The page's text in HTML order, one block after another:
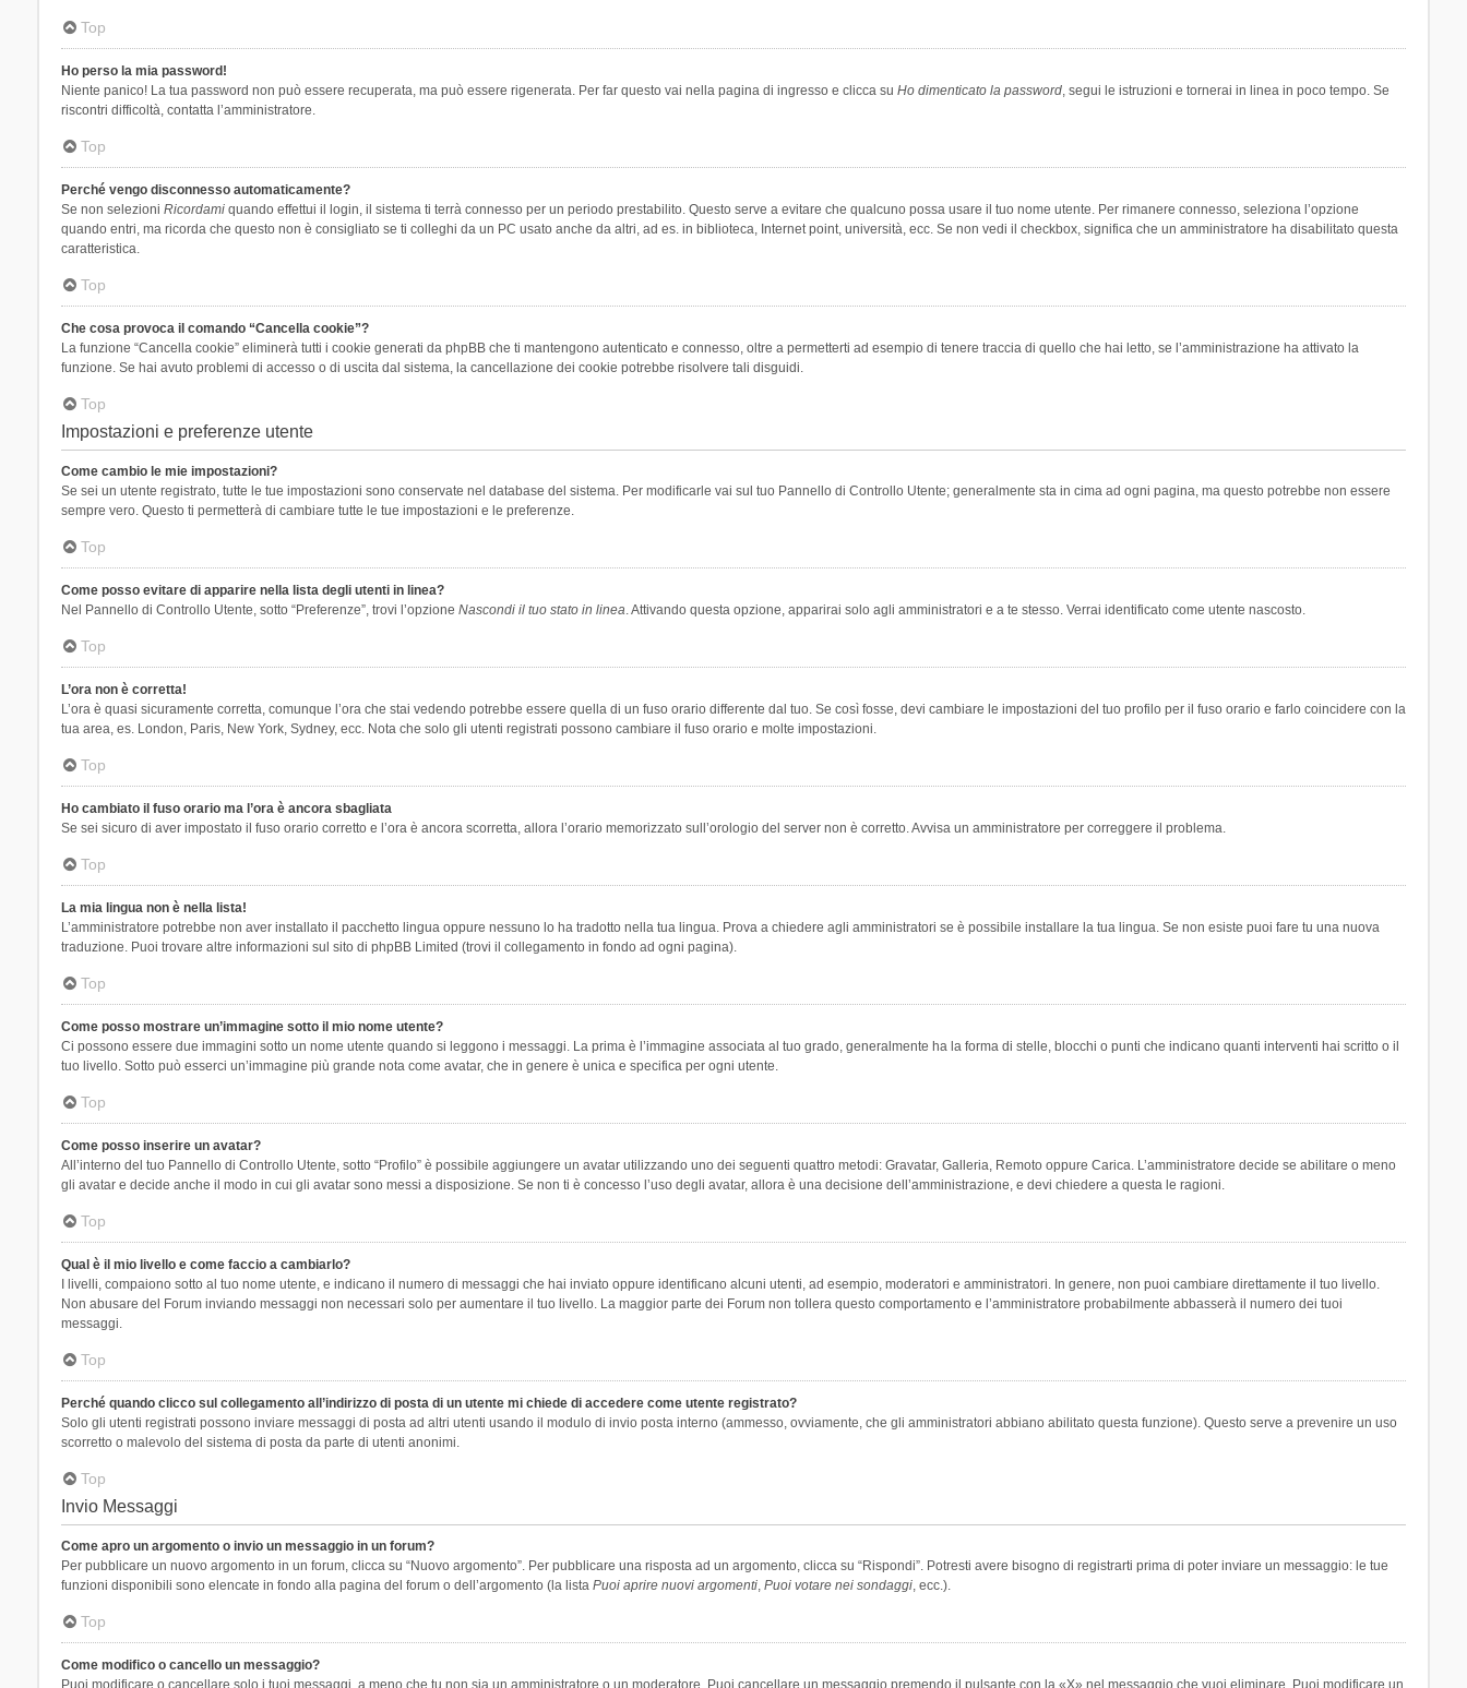
Top
Ho perso la mia password!
Niente panico! La tua password non può essere recuperata, ma può essere rigenerata. Per far questo vai nella pagina di ingresso e clicca su Ho dimenticato la password, segui le istruzioni e tornerai in linea in poco tempo. Se
riscontri difficoltà, contatta l’amministratore.
Top
Perché vengo disconnesso automaticamente?
Se non selezioni Ricordamiquando effettui il login, il sistema ti terrà connesso per un periodo prestabilito. Questo serve a evitare che qualcuno possa usare il tuo nome utente. Per rimanere connesso, seleziona l’opzione
quando entri, ma ricorda che questo non è consigliato se ti colleghi da un PC usato anche da altri, ad es. in biblioteca, Internet point, università, ecc. Se non vedi il checkbox, significa che un amministratore ha disabilitato questa
caratteristica.
Top
Che cosa provoca il comando “Cancella cookie”?
La funzione “Cancella cookie” eliminerà tutti i cookie generati da phpBB che ti mantengono autenticato e connesso, oltre a permetterti ad esempio di tenere traccia di quello che hai letto, se l’amministrazione ha attivato la
funzione. Se hai avuto problemi di accesso o di uscita dal sistema, la cancellazione dei cookie potrebbe risolvere tali disguidi.
Top
Impostazioni e preferenze utente
Come cambio le mie impostazioni?
Se sei un utente registrato, tutte le tue impostazioni sono conservate nel database del sistema. Per modificarle vai sul tuo Pannello di Controllo Utente; generalmente sta in cima ad ogni pagina, ma questo potrebbe non essere
sempre vero. Questo ti permetterà di cambiare tutte le tue impostazioni e le preferenze.
Top
Come posso evitare di apparire nella lista degli utenti in linea?
Nel Pannello di Controllo Utente, sotto “Preferenze”, trovi l’opzione Nascondi il tuo stato in linea. Attivando questa opzione, apparirai solo agli amministratori e a te stesso. Verrai identificato come utente nascosto.
Top
L’ora non è corretta!
L’ora è quasi sicuramente corretta, comunque l’ora che stai vedendo potrebbe essere quella di un fuso orario differente dal tuo. Se così fosse, devi cambiare le impostazioni del tuo profilo per il fuso orario e farlo coincidere con la
tua area, es. London, Paris, New York, Sydney, ecc. Nota che solo gli utenti registrati possono cambiare il fuso orario e molte impostazioni.
Top
Ho cambiato il fuso orario ma l’ora è ancora sbagliata
Se sei sicuro di aver impostato il fuso orario corretto e l’ora è ancora scorretta, allora l’orario memorizzato sull’orologio del server non è corretto. Avvisa un amministratore per correggere il problema.
Top
La mia lingua non è nella lista!
L’amministratore potrebbe non aver installato il pacchetto lingua oppure nessuno lo ha tradotto nella tua lingua. Prova a chiedere agli amministratori se è possibile installare la tua lingua. Se non esiste puoi fare tu una nuova
traduzione. Puoi trovare altre informazioni sul sito di phpBB Limited (trovi il collegamento in fondo ad ogni pagina).
Top
Come posso mostrare un’immagine sotto il mio nome utente?
Ci possono essere due immagini sotto un nome utente quando si leggono i messaggi. La prima è l’immagine associata al tuo grado, generalmente ha la forma di stelle, blocchi o punti che indicano quanti interventi hai scritto o il
tuo livello. Sotto può esserci un’immagine più grande nota come avatar, che in genere è unica e specifica per ogni utente.
Top
Come posso inserire un avatar?
All’interno del tuo Pannello di Controllo Utente, sotto “Profilo” è possibile aggiungere un avatar utilizzando uno dei seguenti quattro metodi: Gravatar, Galleria, Remoto oppure Carica. L’amministratore decide se abilitare o meno
gli avatar e decide anche il modo in cui gli avatar sono messi a disposizione. Se non ti è concesso l’uso degli avatar, allora è una decisione dell’amministrazione, e devi chiedere a questa le ragioni.
Top
Qual è il mio livello e come faccio a cambiarlo?
I livelli, compaiono sotto al tuo nome utente, e indicano il numero di messaggi che hai inviato oppure identificano alcuni utenti, ad esempio, moderatori e amministratori. In genere, non puoi cambiare direttamente il tuo livello.
Non abusare del Forum inviando messaggi non necessari solo per aumentare il tuo livello. La maggior parte dei Forum non tollera questo comportamento e l’amministratore probabilmente abbasserà il numero dei tuoi
messaggi.
Top
Perché quando clicco sul collegamento all’indirizzo di posta di un utente mi chiede di accedere come utente registrato?
Solo gli utenti registrati possono inviare messaggi di posta ad altri utenti usando il modulo di invio posta interno (ammesso, ovviamente, che gli amministratori abbiano abilitato questa funzione). Questo serve a prevenire un uso
scorretto o malevolo del sistema di posta da parte di utenti anonimi.
Top
Invio Messaggi
Come apro un argomento o invio un messaggio in un forum?
Per pubblicare un nuovo argomento in un forum, clicca su “Nuovo argomento”. Per pubblicare una risposta ad un argomento, clicca su “Rispondi”. Potresti avere bisogno di registrarti prima di poter inviare un messaggio: le tue
funzioni disponibili sono elencate in fondo alla pagina del forum o dell’argomento (la lista Puoi aprire nuovi argomenti, Puoi votare nei sondaggi, ecc.).
Top
Come modifico o cancello un messaggio?
Puoi modificare o cancellare solo i tuoi messaggi, a meno che tu non sia un amministratore o un moderatore. Puoi cancellare un messaggio premendo il pulsante con la «X» nel messaggio che vuoi eliminare. Puoi modificare un